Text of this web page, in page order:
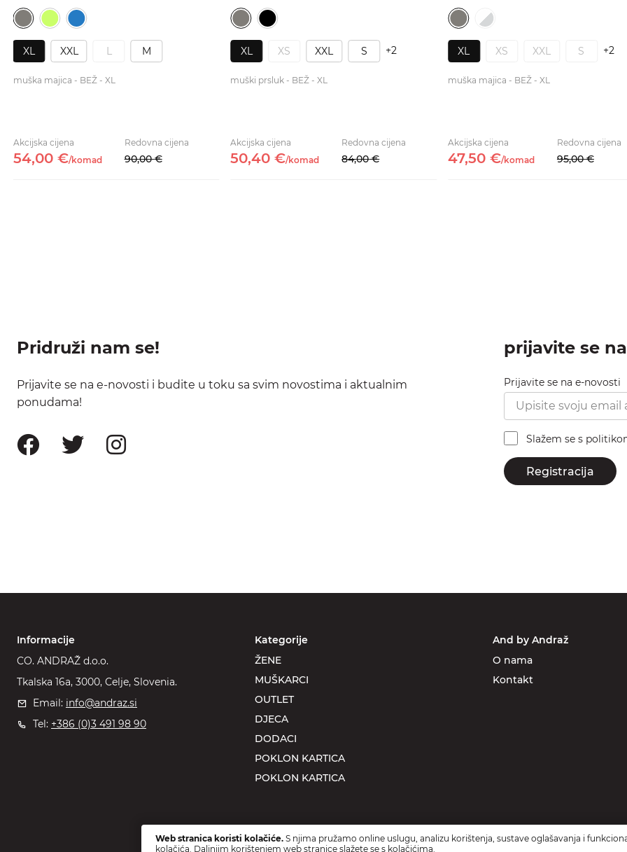
XL XXL L M
muška majica - BEŽ - XL
Akcijska cijena
54,00 €/komad
Redovna cijena
90,00 €
XL XS XXL S +2
muški prsluk - BEŽ - XL
Akcijska cijena
50,40 €/komad
Redovna cijena
84,00 €
XL XS XXL S +2
muška majica - BEŽ - XL
Akcijska cijena
47,50 €/komad
Redovna cijena
95,00 €
Pridruži nam se!
Prijavite se na e-novosti i budite u toku sa svim novostima i aktualnim
ponudama!
prijavite se
Prijavite se na e-novosti
Slažem se s
Registracija
Informacije
CO. ANDRAŽ d.o.o.
Tkalska 16a, 3000, Celje, Slovenia.
Email: info@andraz.si
Tel: +386 (0)3 491 98 90
Kategorije
ŽENE
MUŠKARCI
OUTLET
DJECA
DODACI
POKLON KARTICA
POKLON KARTICA
And by Andraž
O nama
Kontakt
Web stranica koristi kolačiće. S njima pružamo online uslugu, analizu korištenja, sustave oglašavanja i
kolačića. Daljnjim korištenjem web stranice slažete se s kolačićima.